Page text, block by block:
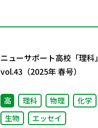
ニューサポート高校「理科」
vol.43（2025年 春号）
高 理科 物理
化学
生物
エッセイ